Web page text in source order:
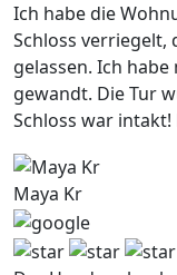
Ich habe die
Schloss verriegelt,
gelassen. Ich
gewandt. Die Tur
Schloss war
Maya Kr